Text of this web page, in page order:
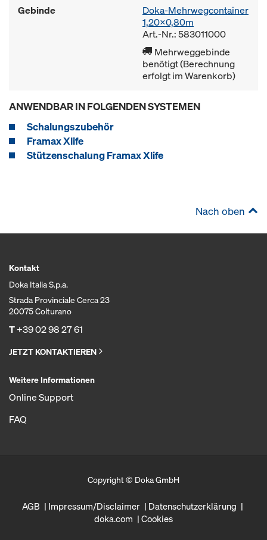
Gebinde
Doka-Mehrwegcontainer
1,20x0,80m
Art.-Nr.: 583011000
Mehrweggebinde
benötigt (Berechnung
erfolgt im Warenkorb)
ANWENDBAR IN FOLGENDEN SYSTEMEN
Schalungszubehör
Framax Xlife
Stützenschalung Framax Xlife
Nach oben
Kontakt
Doka Italia S.p.a.
Strada Provinciale Cerca 23
20075 Colturano
T+39 02 98 27 61
JETZT KONTAKTIEREN
Weitere Informationen
Online Support
FAQ
Copyright © Doka GmbH
AGB Impressum/Disclaimer
Datenschutzerklärung
doka.com
Cookies